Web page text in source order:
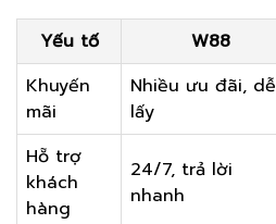
Yếu tố W88
Khuyến
mãi
Nhiều ưu đãi, dễ
lấy
Hỗ trợ
khách
hàng
24/7, trả lời
nhanh